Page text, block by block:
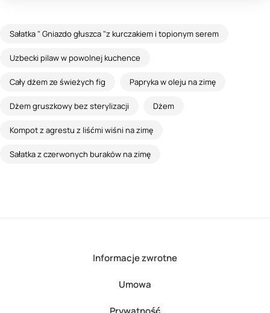
Sałatka " Gniazdo głuszca "z kurczakiem i topionym serem
Uzbecki pilaw w powolnej kuchence
Cały dżem ze świeżych fig Papryka w oleju na zimę
Dżem gruszkowy bez sterylizacji Dżem
Kompot z agrestu z liśćmi wiśni na zimę
Sałatka z czerwonych buraków na zimę
Informacje zwrotne
Umowa